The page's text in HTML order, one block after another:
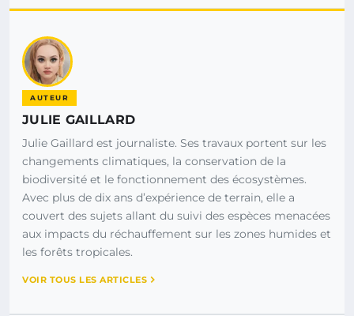
AUTEUR
JULIE GAILLARD
Julie Gaillard est journaliste. Ses travaux portent sur les
changements climatiques, la conservation de la
biodiversité et le fonctionnement des écosystèmes.
Avec plus de dix ans d’expérience de terrain, elle a
couvert des sujets allant du suivi des espèces menacées
aux impacts du réchauffement sur les zones humides et
les forêts tropicales.
VOIR TOUS LES ARTICLES